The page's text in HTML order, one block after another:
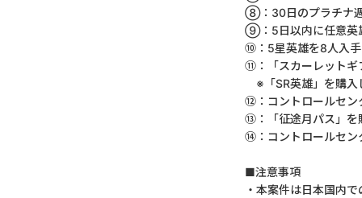
⑧：30日のプラチナ
⑨：5日以内に任意英
⑩：5星英雄を8人入手
⑪：「スカーレットギ
※「SR英雄」を購入
⑫：コントロールセン
⑬：「征途月パス」を
⑭：コントロールセン
■注意事項
・本案件は日本国内